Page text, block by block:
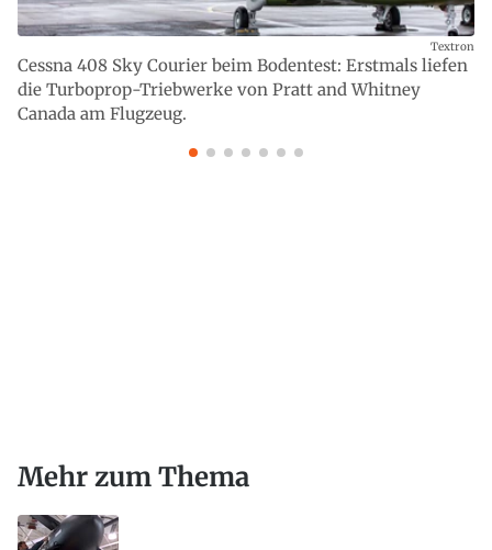
Cessna 408 Sky Courier beim Bodentest: Erstmals liefen
die Turboprop-Triebwerke von Pratt and Whitney
Canada am Flugzeug.
Textron
Mehr zum Thema